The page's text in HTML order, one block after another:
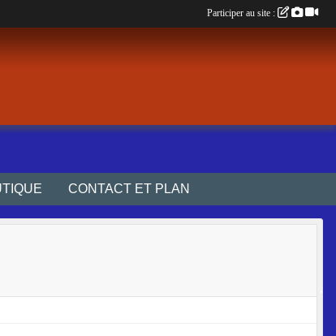
CONTACT ET PLAN
Participer au site :